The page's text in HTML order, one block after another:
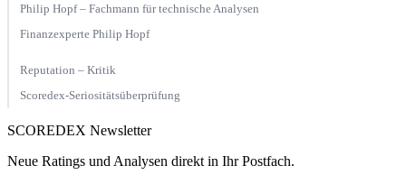
Philip Hopf – Fachmann für technische Analysen
Finanzexperte Philip Hopf
Reputation – Kritik
Scoredex-Seriositätsüberprüfung
SCOREDEX Newsletter
Neue Ratings und Analysen direkt in Ihr Postfach.